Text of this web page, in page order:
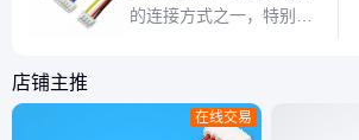
的连接方式之一，特别是
因此对于接线端子和冷压
店铺主推
在线交易